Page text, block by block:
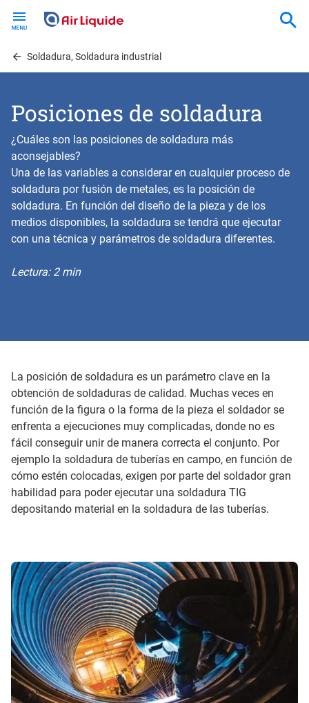
contentSoldadura, Soldadura industrial
Posiciones de soldadura
¿Cuáles son las posiciones de soldadura más
aconsejables?
Una de las variables a considerar en cualquier proceso de
soldadura por fusión de metales, es la posición de
soldadura. En función del diseño de la pieza y de los
medios disponibles, la soldadura se tendrá que ejecutar
con una técnica y parámetros de soldadura diferentes.
Lectura: 2 min
La posición de soldadura es un parámetro clave en la
obtención de soldaduras de calidad. Muchas veces en
función de la figura o la forma de la pieza el soldador se
enfrenta a ejecuciones muy complicadas, donde no es
fácil conseguir unir de manera correcta el conjunto. Por
ejemplo la soldadura de tuberías en campo, en función de
cómo estén colocadas, exigen por parte del soldador gran
habilidad para poder ejecutar una soldadura TIG
depositando material en la soldadura de las tuberías.